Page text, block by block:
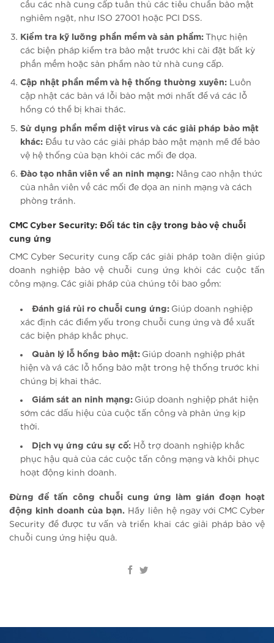
cầu các nhà cung cấp tuân thủ các tiêu chuẩn bảo mật
nghiêm ngặt, như ISO 27001 hoặc PCI DSS.
Kiểm tra kỹ lưỡng phần mềm và sản phẩm: Thực hiện
các biện pháp kiểm tra bảo mật trước khi cài đặt bất kỳ
phần mềm hoặc sản phẩm nào từ nhà cung cấp.
Cập nhật phần mềm và hệ thống thường xuyên: Luôn
cập nhật các bản vá lỗi bảo mật mới nhất để vá các lỗ
hổng có thể bị khai thác.
Sử dụng phần mềm diệt virus và các giải pháp bảo mật
khác: Đầu tư vào các giải pháp bảo mật mạnh mẽ để bảo
vệ hệ thống của bạn khỏi các mối đe dọa.
Đào tạo nhân viên về an ninh mạng: Nâng cao nhận thức
của nhân viên về các mối đe dọa an ninh mạng và cách
phòng tránh.
CMC Cyber Security: Đối tác tin cậy trong bảo vệ chuỗi
cung ứng
CMC Cyber Security cung cấp các giải pháp toàn diện giúp
doanh nghiệp bảo vệ chuỗi cung ứng khỏi các cuộc tấn
công mạng. Các giải pháp của chúng tôi bao gồm:
Đánh giá rủi ro chuỗi cung ứng: Giúp doanh nghiệp
xác định các điểm yếu trong chuỗi cung ứng và đề xuất
các biện pháp khắc phục.
Quản lý lỗ hổng bảo mật: Giúp doanh nghiệp phát
hiện và vá các lỗ hổng bảo mật trong hệ thống trước khi
chúng bị khai thác.
Giám sát an ninh mạng: Giúp doanh nghiệp phát hiện
sớm các dấu hiệu của cuộc tấn công và phản ứng kịp
thời.
Dịch vụ ứng cứu sự cố: Hỗ trợ doanh nghiệp khắc
phục hậu quả của các cuộc tấn công mạng và khôi phục
hoạt động kinh doanh.
Đừng để tấn công chuỗi cung ứng làm gián đoạn hoạt
động kinh doanh của bạn. Hãy liên hệ ngay với CMC Cyber
Security để được tư vấn và triển khai các giải pháp bảo vệ
chuỗi cung ứng hiệu quả.